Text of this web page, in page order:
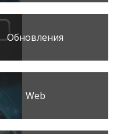
Обновления
Web